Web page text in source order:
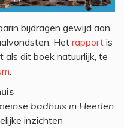
bijdragen gewijd aan
Het rapport is
dit boek natuurlijk, te
.
badhuis in Heerlen
inzichten